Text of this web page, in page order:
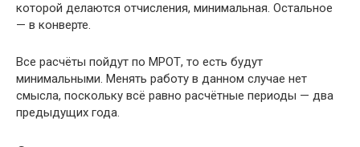
которой делаются отчисления, минимальная. Остальное
— в конверте.
Все расчёты пойдут по МРОТ, то есть будут
минимальными. Менять работу в данном случае нет
смысла, поскольку всё равно расчётные периоды — два
предыдущих года.